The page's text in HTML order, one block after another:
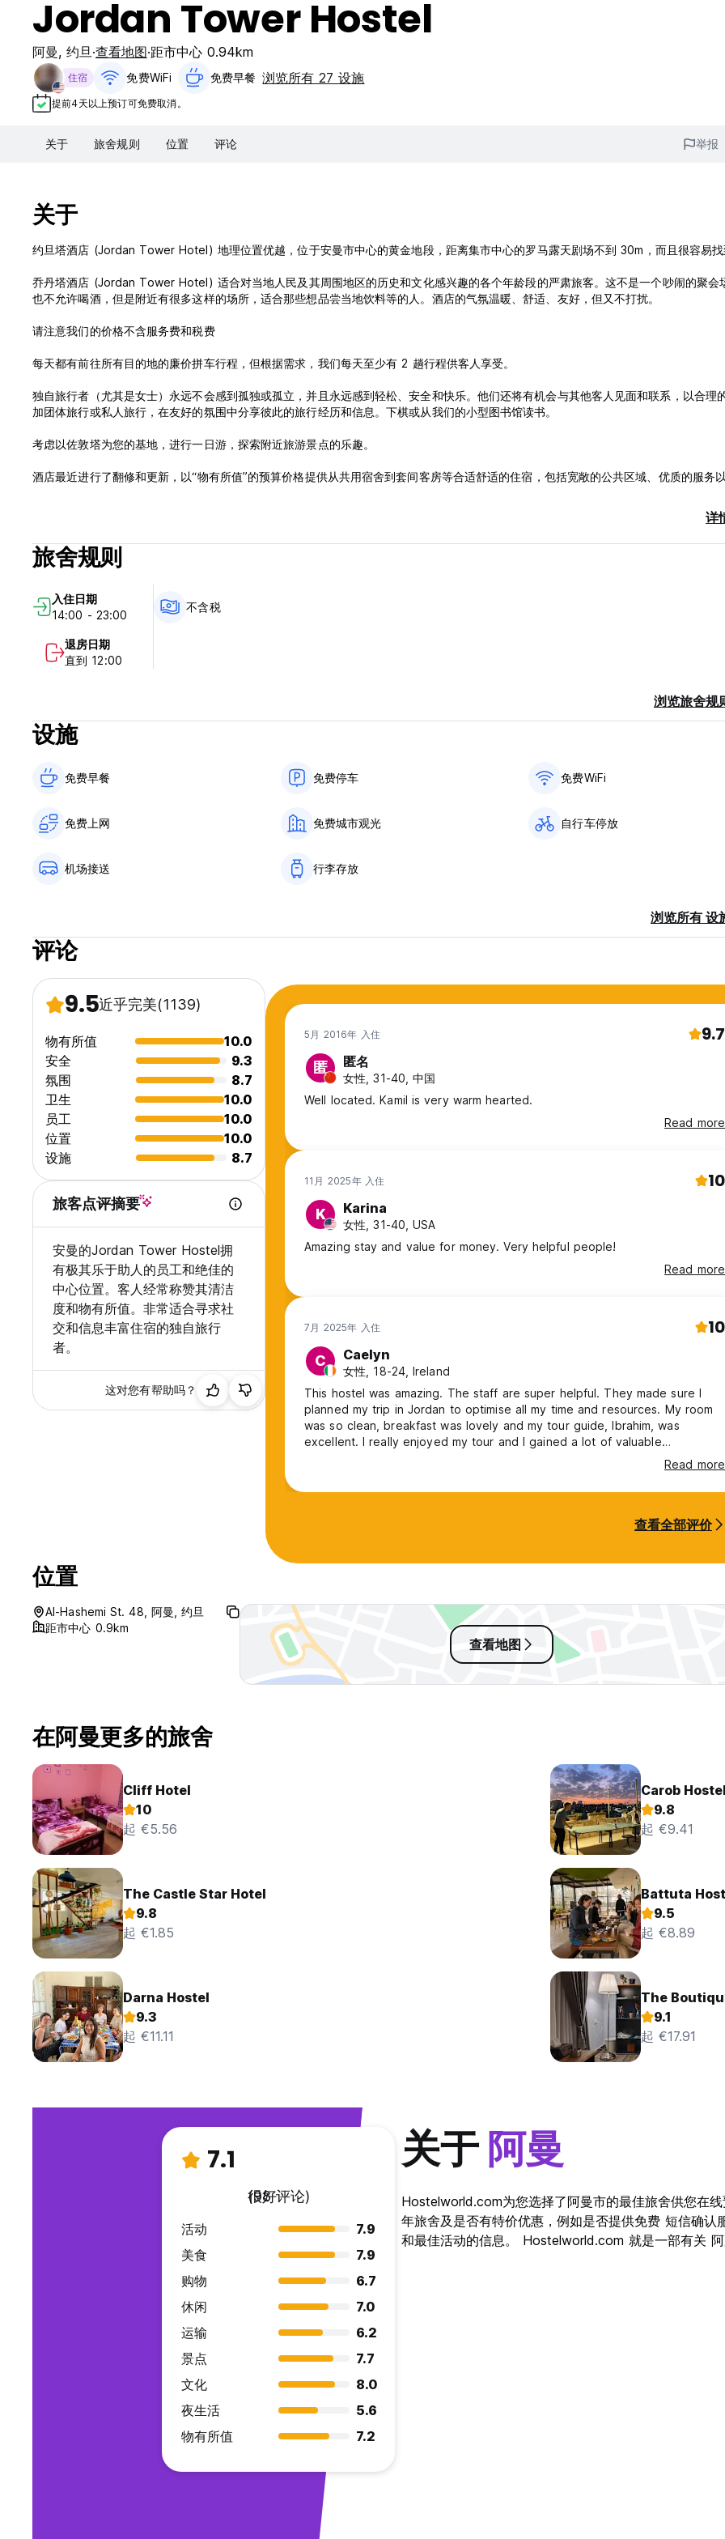
Jordan Tower Hostel
阿曼, 约旦 查看地图 距市中心 0.94km
住宿 免费WiFi 免费早餐‎ 浏览所有 27 设施
提前4天以上预订可免费取消。
关于 旅舍规则 位置 评论 举报
关于
约旦塔酒店 (Jordan Tower Hotel) 地理位置优越，位于安曼市中心的黄金地段，距离集市中心的罗马露天剧场不到 30m，而且很容易
乔丹塔酒店 (Jordan Tower Hotel) 适合对当地人民及其周围地区的历史和文化感兴趣的各个年龄段的严肃旅客。这不是一个吵闹的聚会
也不允许喝酒，但是附近有很多这样的场所，适合那些想品尝当地饮料等的人。酒店的气氛温暖、舒适、友好，但又不打扰。
请注意我们的价格不含服务费和税费
每天都有前往所有目的地的廉价拼车行程，但根据需求，我们每天至少有 2 趟行程供客人享受。
独自旅行者（尤其是女士）永远不会感到孤独或孤立，并且永远感到轻松、安全和快乐。他们还将有机会与其他客人见面和联系，以合理
加团体旅行或私人旅行，在友好的氛围中分享彼此的旅行经历和信息。下棋或从我们的小型图书馆读书。
考虑以佐敦塔为您的基地，进行一日游，探索附近旅游景点的乐趣。
酒店最近进行了翻修和更新，以“物有所值”的预算价格提供从共用宿舍到套间客房等合适舒适的住宿，包括宽敞的公共区域、优质的服务
享受我们的全景屋顶露台，欣赏城堡和罗马剧院及周边地区的美景，并在酒店下新开业的街头咖啡馆放松身心，在那里您可以享受浏览互
请注意：我们的一般取消政策为 3 天
请注意：房价不包含 16% 的城市税
另请注意：我们酒店收取 10% 的标准酒店服务费，该费用不包含在网上房价中 (Auto-translated from original language)
详
旅舍规则
入住日期
14:00 - 23:00
退房日期
直到 12:00
不含税
浏览旅舍规
设施
免费早餐‎ 免费停车 免费WiFi
免费上网 免费城市观光 自行车停放
机场接送 行李存放
浏览所有 设
评论
9.5近乎完美(1139)
物有所值
10.0
安全
9.3
氛围
8.7
卫生
10.0
员工
10.0
位置
10.0
设施
8.7
旅客点评摘要
安曼的Jordan Tower Hostel拥
有极其乐于助人的员工和绝佳的
中心位置。客人经常称赞其清洁
度和物有所值。非常适合寻求社
交和信息丰富住宿的独自旅行
者。
这对您有帮助吗？
5月 2016年 入住 9.7
匿 匿名
女性, 31-40, 中国
Well located. Kamil is very warm hearted.
Read more
11月 2025年 入住 10
K Karina
女性, 31-40, USA
Amazing stay and value for money. Very helpful people!
Read more
7月 2025年 入住 10
C Caelyn
女性, 18-24, Ireland
This hostel was amazing. The staff are super helpful. They made sure I
planned my trip in Jordan to optimise all my time and resources. My room
was so clean, breakfast was lovely and my tour guide, Ibrahim, was
excellent. I really enjoyed my tour and I gained a lot of valuable
knowledge from him that I used all throughout my stay in Jordan.Read more
查看全部评价
位置
Al-Hashemi St. 48, 阿曼, 约旦
距市中心 0.9km
查看地图
在阿曼更多的旅舍
Cliff Hotel
10
起 €5.56
Carob
9.8
起 €9.41
The Castle Star Hotel
9.8
起 €1.85
Battuta
9.5
起 €8.89
Darna Hostel
9.3
起 €11.11
The
9.1
起 €17.91
7.1
很好
(98 评论)
活动
7.9
美食
7.9
购物
6.7
休闲
7.0
运输
6.2
景点
7.7
文化
8.0
夜生活
5.6
物有所值
7.2
关于阿曼
Hostelworld.com为您选择了阿曼市的最佳旅舍供您在
年旅舍及是否有特价优惠，例如是否提供免费 短信确
和最佳活动的信息。 Hostelworld.com 就是一部有关